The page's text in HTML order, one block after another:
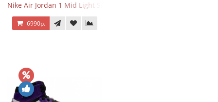
Nike Air Jordan 1 Mid Light Smoke Grey
6990р.